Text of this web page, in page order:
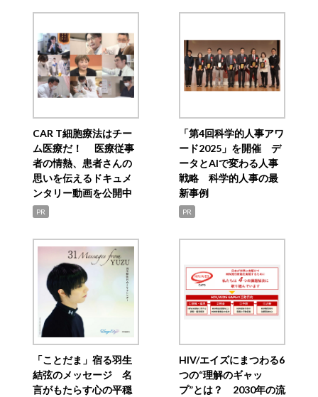
CAR T細胞療法はチー
ム医療だ！ 医療従事
者の情熱、患者さんの
思いを伝えるドキュメ
ンタリー動画を公開中
PR
「第4回科学的人事アワ
ード2025」を開催 デ
ータとAIで変わる人事
戦略 科学的人事の最
新事例
PR
「ことだま」宿る羽生
結弦のメッセージ 名
言がもたらす心の平穏
HIV/エイズにまつわる6
つの“理解のギャッ
プ”とは？ 2030年の流